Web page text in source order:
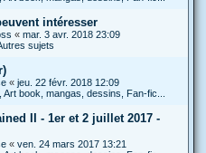
intéresser
« mar. 3 avr. 2018 23:09
sujets
« jeu. 22 févr. 2018 12:09
Art book, mangas, dessins, Fan-fic...
II - 1er et 2 juillet 2017 -
« ven. 24 mars 2017 13:21